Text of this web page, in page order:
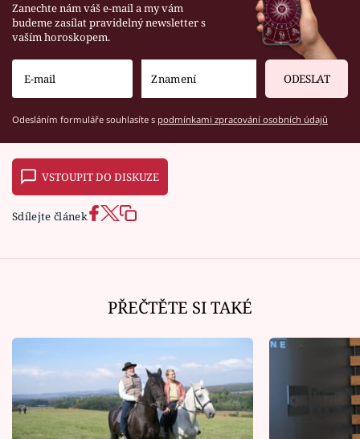
Zanechte nám váš e-mail a my vám
budeme zasílat pravidelný newsletter s
vaším horoskopem.
ODESLAT
Odesláním formuláře souhlasíte s podmínkami zpracování osobních údajů
VSTOUPIT DO DISKUZE
Sdílejte článek
PŘEČTĚTE SI TAKÉ